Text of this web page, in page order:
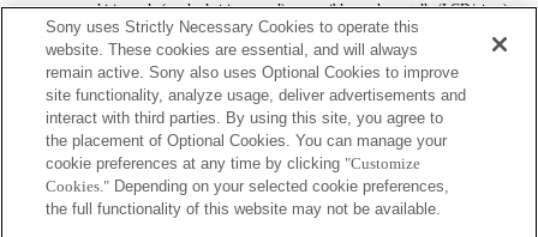
manual iris mode (modo de iris manual), es posible que la pantalla (LCD/visor)
parpadee durante unos segundos y se restablezca la posición de foco.
Cuando el anillo del iris se configura a manual iris mode (modo de iris manual), el
Modelo de Lente y el Valor de Apertura Máxima del Exif no se graban de forma
correcta.
Cuando el anillo del iris se configura en manual iris mode (modo de iris manual),
la apertura se establece al valor que indique el anillo del iris sin importar el modo
de exposición.
Cuando el anillo del iris se coloca entre auto iris mode (modo de iris automático) y
manual iris mode (modo de iris manual) durante la grabación de un vídeo, la
grabación se interrumpirá.
Si rotas el anillo del iris, no se extiende el tiempo anterior al Ahorro de Energía.
Sony uses Strictly Necessary Cookies to operate this
website. These cookies are essential, and will always
remain active. Sony also uses Optional Cookies to improve
site functionality, analyze usage, deliver advertisements and
interact with third parties. By using this site, you agree to
the placement of Optional Cookies. You can manage your
cookie preferences at any time by clicking "Customize
Cookies." Depending on your selected cookie preferences,
the full functionality of this website may not be available.